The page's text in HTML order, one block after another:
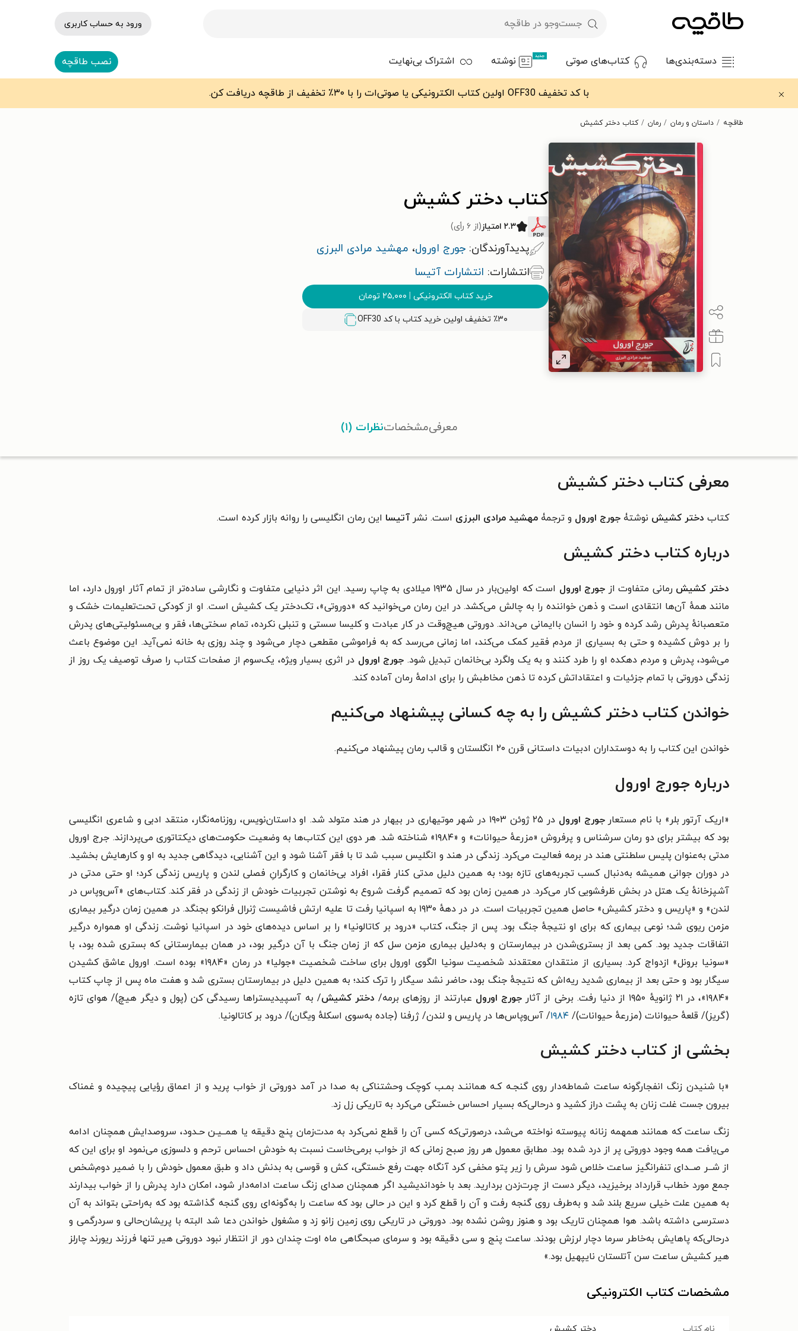
ورود به حساب کاربری
دسته‌بندی‌ها کتاب‌های صوتی جدید نوشته اشتراک بی‌نهایت نصب طاقچه
با کد تخفیف OFF30 اولین کتاب الکترونیکی یا صوتی‌ات را با ۳۰٪ تخفیف از طاقچه دریافت کن.
طاقچه داستان و رمان رمان کتاب دختر کشیش
کتاب دختر کشیش
۲.۳ امتیاز (از ۶ رأی)
پدیدآورندگان: جورج اورول، مهشید مرادی البرزی
انتشارات: انتشارات آتیسا
خرید کتاب الکترونیکی | ۲۵,۰۰۰ تومان
٪۳۰ تخفیف اولین خرید کتاب با کد OFF30
معرفیمشخصاتنظرات (۱)
معرفی کتاب دختر کشیش
کتاب دختر کشیش نوشتۀ جورج اورول و ترجمۀ مهشید مرادی البرزی است. نشر آتیسا این رمان انگلیسی را روانه بازار کرده است.
درباره کتاب دختر کشیش
دختر کشیش رمانی متفاوت از جورج اورول
است که اولین‌بار در سال ۱۹۳۵ میلادی به چاپ رسید. این اثر دنیایی متفاوت و نگارشی ساده‌تر از تمام آثار اورول دارد، اما
مانند همهٔ آن‌ها انتقادی است و ذهن خواننده را به چالش می‌کشد. در این رمان می‌خوانید که «دوروتی»، تک‌دختر یک کشیش است. او از کودکی تحت‌تعلیمات خشک و
متعصبانهٔ پدرش رشد کرده و خود را انسان باایمانی می‌داند. دوروتی هیچ‌وقت در کار عبادت و کلیسا سستی و تنبلی نکرده، تمام سختی‌ها، فقر و بی‌مسئولیتی‌های پدرش
را بر دوش کشیده و حتی به بسیاری از مردم فقیر کمک می‌کند، اما زمانی می‌رسد که به فراموشی مقطعی دچار می‌شود و چند روزی به خانه نمی‌آید. این موضوع باعث
می‌شود، پدرش و مردم دهکده او را طرد کنند و به یک ولگرد بی‌خانمان تبدیل شود. جورج اورول در اثری بسیار ویژه، یک‌سوم از صفحات کتاب را صرف توصیف یک روز از
زندگی دوروتی با تمام جزئیات و اعتقاداتش کرده تا ذهن مخاطبش را برای ادامهٔ رمان آماده کند.
خواندن کتاب دختر کشیش را به چه کسانی پیشنهاد می‌کنیم
خواندن این کتاب را به دوستداران ادبیات داستانی قرن ۲۰ انگلستان و قالب رمان پیشنهاد می‌کنیم.
درباره جورج اورول
«اریک آرتور بلر» با نام مستعارجورج اورول
در ۲۵ ژوئن ۱۹۰۳ در شهر موتیهاری در بیهار در هند متولد شد. او داستان‌نویس، روزنامه‌نگار، منتقد ادبی و شاعری انگلیسی
بود که بیشتر برای دو رمان سرشناس و پرفروش «مزرعهٔ حیوانات» و «۱۹۸۴» شناخته شد. هر دوی این کتاب‌ها به وضعیت حکومت‌های دیکتاتوری می‌پردازند. جرج اورول
مدتی به‌عنوان پلیس سلطنتی هند در برمه فعالیت می‌کرد. زندگی در هند و انگلیس سبب شد تا با فقر آشنا شود و این آشنایی، دیدگاهی جدید به او و کارهایش بخشید.
در دوران جوانی همیشه به‌دنبال کسب تجربه‌های تازه بود؛ به همین دلیل مدتی کنار فقرا، افراد بی‌خانمان و کارگرانِ فصلی لندن و پاریس زندگی کرد؛ او حتی مدتی در
آشپزخانهٔ یک هتل در بخش ظرفشویی کار می‌کرد. در همین زمان بود که تصمیم گرفت شروع به نوشتن تجربیات خودش از زندگی در فقر کند. کتاب‌های «آس‌وپاس در
لندن» و «پاریس و دختر کشیش» حاصل همین تجربیات است. در در دههٔ ۱۹۳۰ به اسپانیا رفت تا علیه ارتش فاشیست ژنرال فرانکو بجنگد. در همین زمان درگیر بیماری
مزمن ریوی شد؛ نوعی بیماری که برای او نتیجهٔ جنگ بود. پس از جنگ، کتاب «درود بر کاتالونیا» را بر اساس دیده‌های خود در اسپانیا نوشت. زندگی او همواره درگیر
اتفاقات جدید بود. کمی بعد از بستری‌شدن در بیمارستان و به‌دلیل بیماری مزمن سل که از زمان جنگ با آن درگیر بود، در همان بیمارستانی که بستری شده بود، با
«سونیا برونل» ازدواج کرد. بسیاری از منتقدان معتقدند شخصیت سونیا الگوی اورول برای ساخت شخصیت «جولیا» در رمان «۱۹۸۴» بوده است. اورول عاشق کشیدن
سیگار بود و حتی بعد از بیماری شدید ریه‌اش که نتیجهٔ جنگ بود، حاضر نشد سیگار را ترک کند؛ به همین دلیل در بیمارستان بستری شد و هفت ماه پس از چاپ کتاب
«۱۹۸۴»، در ۲۱ ژانویهٔ ۱۹۵۰ از دنیا رفت. برخی از آثار
جورج اورول عبارتند از روزهای برمه/ دختر کشیش/ به آسپیدیستراها رسیدگی کن (پول و دیگر هیچ)/ هوای تازه
(گریز)/ قلعهٔ حیوانات (مزرعهٔ حیوانات)/ ۱۹۸۴/ آس‌وپاس‌ها در پاریس و لندن/ ژرفنا (جاده به‌سوی اسکلهٔ ویگان)/ درود بر کاتالونیا.
بخشی از کتاب دختر کشیش
«با شنیدن زنگ انفجارگونه ساعت شماطه‌دار روی گنجـه کـه هماننـد بمـب کوچک وحشتناکی به صدا در آمد دوروتی از خواب پرید و از اعماق رؤیایی پیچیده و غمناک
بیرون جست غلت زنان به پشت دراز کشید و درحالی‌که بسیار احساس خستگی می‌کرد به تاریکی زل زد.
زنگ ساعت که همانند همهمه زنانه پیوسته نواخته می‌شد، درصورتی‌که کسی آن را قطع نمی‌کرد به مدت‌زمان پنج دقیقه یا همــیـن حـدود، سروصدایش همچنان ادامه
می‌یافت همه وجود دوروتی پر از درد شده بود. مطابق معمول هر روز صبح زمانی که از خواب برمی‌خاست نسبت به خودش احساس ترحم و دلسوزی می‌نمود او برای این که
از شــر صــدای تنفرانگیز ساعت خلاص شود سرش را زیر پتو مخفی کرد آنگاه جهت رفع خستگی، کش و قوسی به بدنش داد و طبق معمول خودش را با ضمیر دوم‌شخص
جمع مورد خطاب قرارداد برخیزید، دیگر دست از چرت‌زدن بردارید. بعد با خوداندیشید اگر همچنان صدای زنگ ساعت ادامه‌دار شود، امکان دارد پدرش را از خواب بیدارند
به همین علت خیلی سریع بلند شد و به‌طرف روی گنجه رفت و آن را قطع کرد و این در حالی بود که ساعت را به‌گونه‌ای روی گنجه گذاشته بود که به‌راحتی بتواند به آن
دسترسی داشته باشد. هوا همچنان تاریک بود و هنوز روشن نشده بود. دوروتی در تاریکی روی زمین زانو زد و مشغول خواندن دعا شد البته با پریشان‌حالی و سردرگمی و
درحالی‌که پاهایش به‌خاطر سرما دچار لرزش بودند. ساعت پنج و سی دقیقه بود و سرمای صبحگاهی ماه اوت چندان دور از انتظار نبود دوروتی هیر تنها فرزند ریورند چارلز
هیر کشیش ساعت سن آتلستان نایپهیل بود.»
مشخصات کتاب الکترونیکی